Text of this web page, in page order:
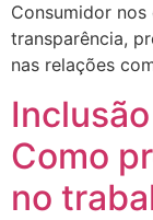
Consumidor
transparência,
nas relações
Como
no